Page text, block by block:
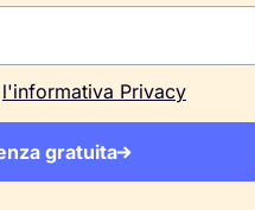
l'informativa Privacy
gratuita